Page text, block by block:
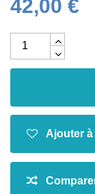
42,00 €